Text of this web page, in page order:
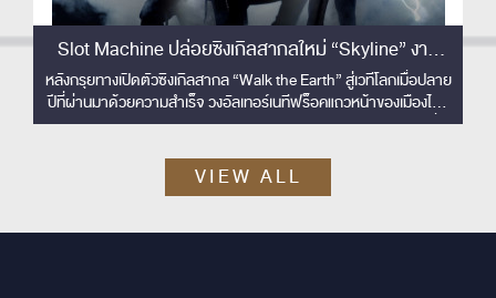
Slot Machine ปล่อยซิงเกิลสากลใหม่ “Skyline” งาน
ดนตรีปลดจินตนาการเหนือขอบฟ้า พร้อมส่งมิวสิควิดีโอ
คอนเซปต์ล้ำ ไร้ขีดจำกัด !!
หลังกรุยทางเปิดตัวซิงเกิลสากล “Walk the Earth” สู่เวทีโลกเมื่อปลาย
ปีที่ผ่านมาด้วยความสำเร็จ วงอัลเทอร์เนทีฟร็อคแถวหน้าของเมืองไทย
Slot Machine ค่าย Tero Music ได้เวลาปล่อยซิงเกิลสากลลำดับที่ 2
VIEW ALL